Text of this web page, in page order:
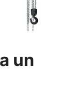
un